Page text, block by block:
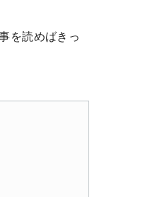
を読めばきっ